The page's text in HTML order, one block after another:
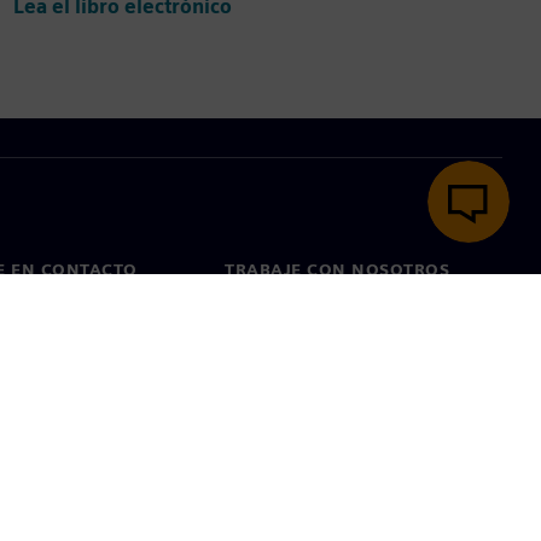
Lea el libro electrónico
EN CONTACTO TRABAJE CON NOSOTROS